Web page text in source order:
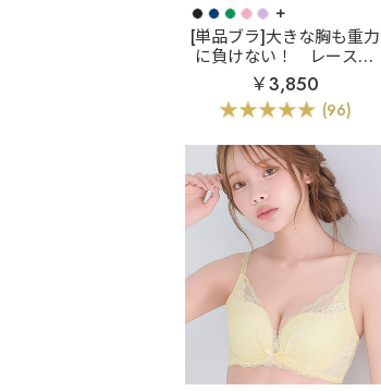
+
[単品ブラ]大きな胸も重力
に負けない！
レースリ
フト 脇高 単品ブラジャー
(FGHカップ)
￥3,850
(96)